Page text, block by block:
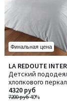
Финальная цена
LA REDOUTE
Детский
хлопкового
см², Scénario /
7200 руб-40%
4320 руб
3,7
/ 5